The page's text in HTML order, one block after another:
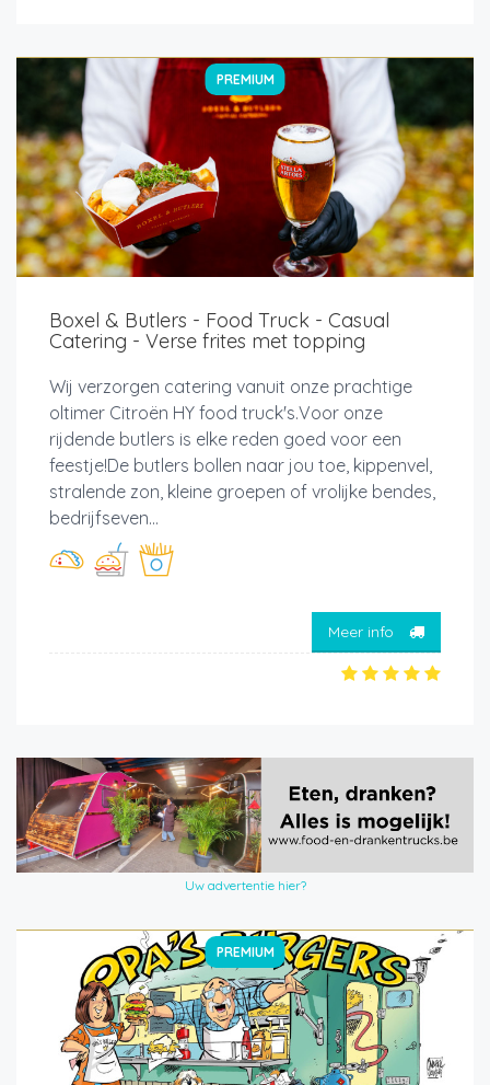
PREMIUM
Boxel & Butlers - Food Truck - Casual
Catering - Verse frites met topping
Wij verzorgen catering vanuit onze prachtige
oltimer Citroën HY food truck's.Voor onze
rijdende butlers is elke reden goed voor een
feestje!De butlers bollen naar jou toe, kippenvel,
stralende zon, kleine groepen of vrolijke bendes,
bedrijfseven...
Meer info
Uw advertentie hier?
PREMIUM